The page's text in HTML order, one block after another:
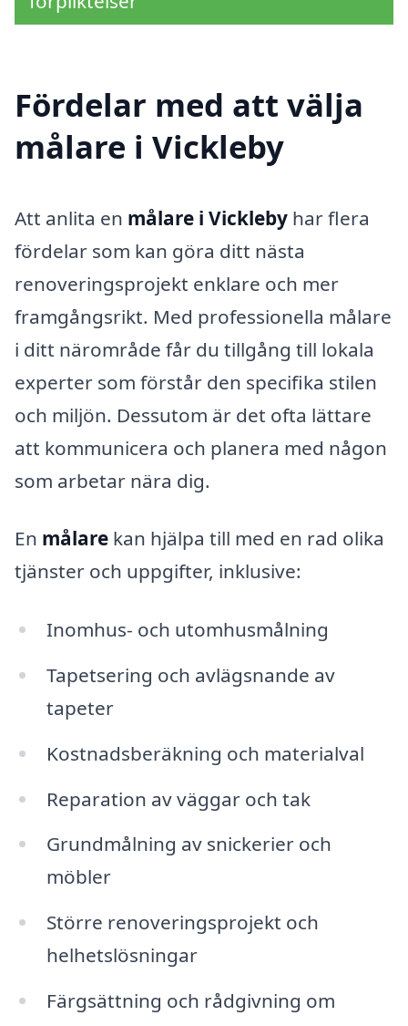
Fördelar med att välja
målare i Vickleby
Att anlita en målare i Vickleby har flera
fördelar som kan göra ditt nästa
renoveringsprojekt enklare och mer
framgångsrikt. Med professionella målare
i ditt närområde får du tillgång till lokala
experter som förstår den specifika stilen
och miljön. Dessutom är det ofta lättare
att kommunicera och planera med någon
som arbetar nära dig.
En målare kan hjälpa till med en rad olika
tjänster och uppgifter, inklusive:
Inomhus- och utomhusmålning
Tapetsering och avlägsnande av
tapeter
Kostnadsberäkning och materialval
Reparation av väggar och tak
Grundmålning av snickerier och
möbler
Större renoveringsprojekt och
helhetslösningar
Färgsättning och rådgivning om